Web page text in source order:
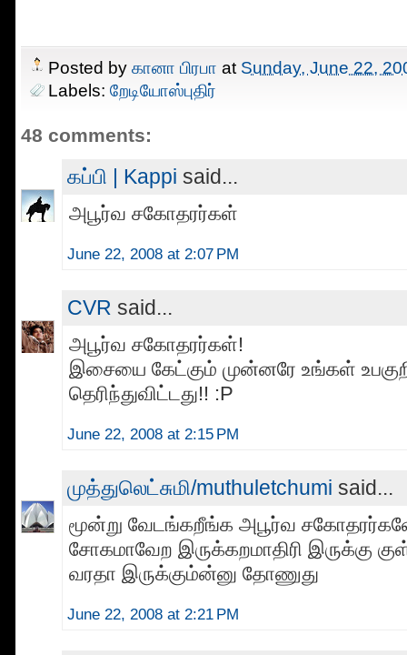
Posted by கானா பிரபா at Sunday, June 22,
Labels: றேடியோஸ்புதிர்
48 comments:
கப்பி | Kappi said...
அபூர்வ சகோதரர்கள்
June 22, 2008 at 2:07 PM
CVR said...
அபூர்வ சகோதரர்கள்!
இசையை கேட்கும் முன்னரே உங்கள்
தெரிந்துவிட்டது!! :P
June 22, 2008 at 2:15 PM
முத்துலெட்சுமி/muthuletchumi said...
மூன்று வேடங்கறீங்க அபூர்வ
சோகமாவேற இருக்கறமாதிரி இருக்கு
வரதா இருக்கும்ன்னு தோணுது
June 22, 2008 at 2:21 PM